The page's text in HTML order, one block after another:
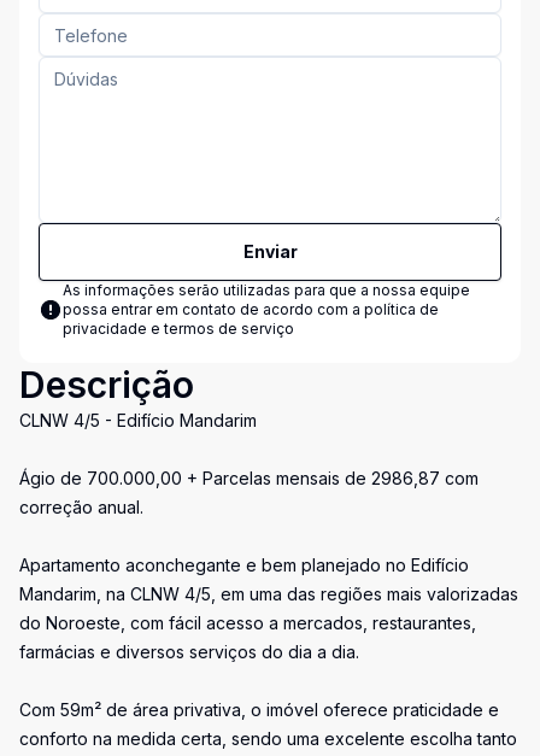
Enviar
As informações serão utilizadas para que a nossa equipe
possa entrar em contato de acordo com a política de
privacidade e termos de serviço
Descrição
CLNW 4/5 - Edifício Mandarim
Ágio de 700.000,00 + Parcelas mensais de 2986,87 com
correção anual.
Apartamento aconchegante e bem planejado no Edifício
Mandarim, na CLNW 4/5, em uma das regiões mais valorizadas
do Noroeste, com fácil acesso a mercados, restaurantes,
farmácias e diversos serviços do dia a dia.
Com 59m² de área privativa, o imóvel oferece praticidade e
conforto na medida certa, sendo uma excelente escolha tanto